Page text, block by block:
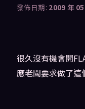
發佈日期: 2009 年
很久沒有機會開
應老闆要求做了這